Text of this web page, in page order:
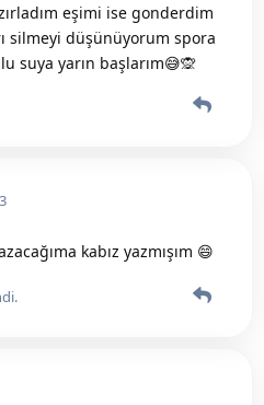
eşimi ise gonderdim
silmeyi düşünüyorum spora
suya yarın başlarım😅🙊
kabız yazmışım 😄
.